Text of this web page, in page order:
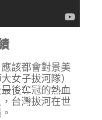
該都會對景美
女子拔河隊）
後奪冠的熱血
台灣拔河在世